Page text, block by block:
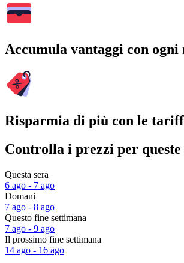
Accumula vantaggi con ogni
Risparmia di più con le
Controlla i prezzi per queste
Questa sera
6 ago - 7 ago
Domani
7 ago - 8 ago
Questo fine settimana
7 ago - 9 ago
Il prossimo fine settimana
14 ago - 16 ago